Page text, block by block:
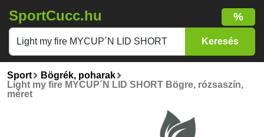
SportCucc.hu %
Sport
Bögrék, poharak
Light my fire MYCUP´N LID SHORT Bögre, rózsaszín,
méret